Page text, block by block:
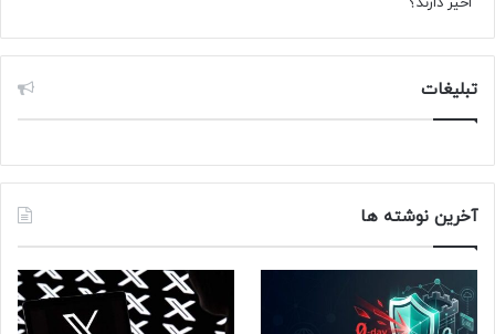
تبلیغات
آخرین نوشته ها